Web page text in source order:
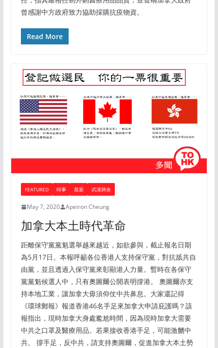
曾感謝中方政府致力協助採購抗疫物資。
Read More
FEATURED 時事 最新 武漢肺炎
May 7, 2020 Apeiron Cheung
加拿大本土時代革命
距離保守黨黨魁選舉越來越近，如欲參與，截止報名日期
為5月17日。本報呼籲各位香港人支持保守黨，對抗舐共自
由黨，並且透過入保守黨來彰顯港人力量。暫時在各保守
黨黨魁候選人中，只有奧圖爾公開表明撐港。 奧圖爾亦支
持本地工業，讓加拿大毋須仰仗中共鼻息。大家還記得
《環球郵報》報道香港46名手足來加拿大申請庇護嗎？該
報指出，現時加拿大身處尷尬時間，因為現時加拿大需要
中共之口罩及醫療用品。若果接收香港手足，可能激嬲中
共。 撐手足，反中共，請支持奧圖爾，促進加拿大本土勢